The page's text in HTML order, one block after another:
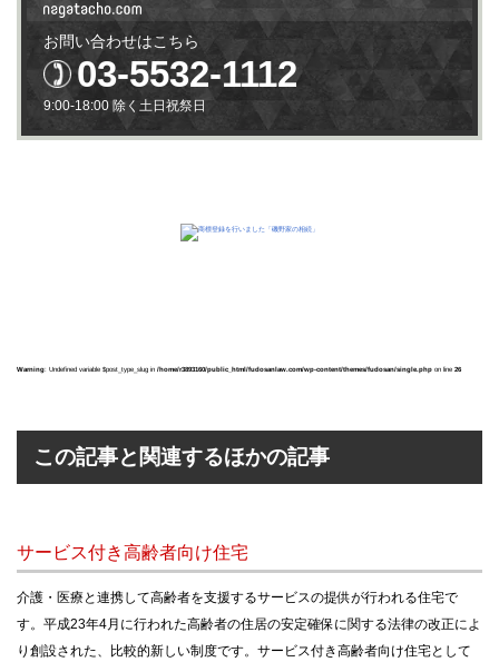
お問い合わせはこちら
03-5532-1112
9:00-18:00 除く土日祝祭日
Warning: Undefined variable $post_type_slug in /home/r3893160/public_html/fudosanlaw.com/wp-content/themes/fudosan/single.php on line 26
この記事と関連するほかの記事
サービス付き高齢者向け住宅
介護・医療と連携して高齢者を支援するサービスの提供が行われる住宅で
す。平成23年4月に行われた高齢者の住居の安定確保に関する法律の改正によ
り創設された、比較的新しい制度です。サービス付き高齢者向け住宅として